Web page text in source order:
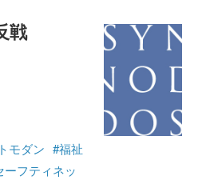
戦
モダン #福祉
ーフティネッ